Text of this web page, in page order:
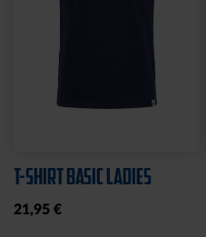
T-SHIRT BASIC LADIES
21,95 €